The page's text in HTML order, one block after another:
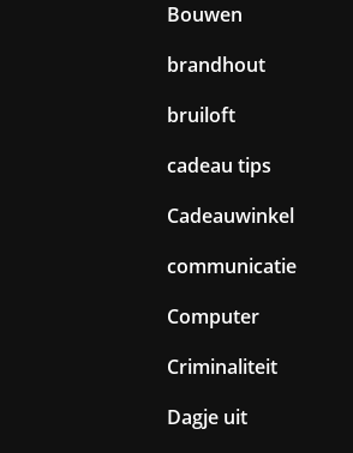
Bouwen
brandhout
bruiloft
cadeau tips
Cadeauwinkel
communicatie
Computer
Criminaliteit
Dagje uit